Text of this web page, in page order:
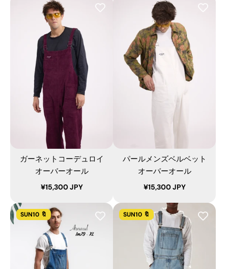
ガーネットコーデュロイ
オーバーオール
¥15,300 JPY
パールメンズベルベット
オーバーオール
¥15,300 JPY
SUN10 🔖 SUN10 🔖